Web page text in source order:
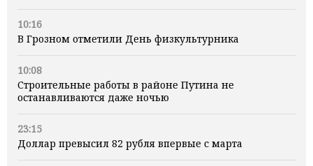
10:16
В Грозном отметили День физкультурника
10:08
Строительные работы в районе Путина не
останавливаются даже ночью
23:15
Доллар превысил 82 рубля впервые с марта